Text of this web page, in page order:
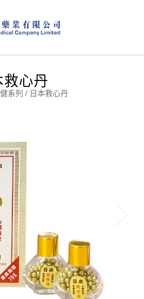
救心丹
系列 / 日本救心丹